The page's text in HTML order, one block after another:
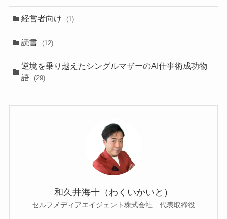
経営者向け (1)
読書 (12)
逆境を乗り越えたシングルマザーのAI仕事術成功物
語
(29)
和久井海十（わくいかいと）
セルフメディアエイジェント株式会社 代表取締役